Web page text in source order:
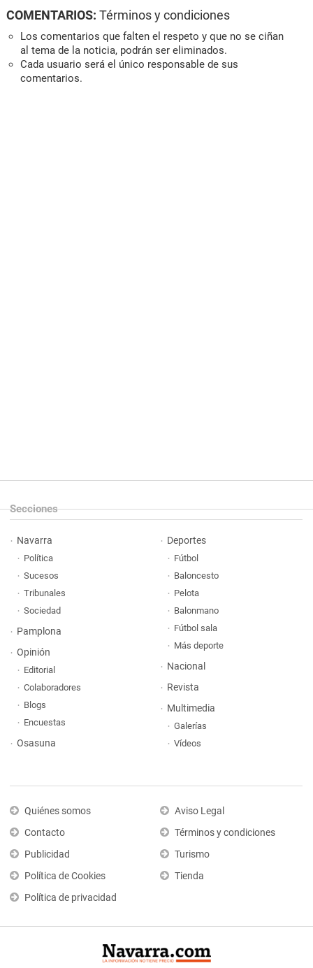
COMENTARIOS: Términos y condiciones
Los comentarios que falten el respeto y que no se ciñan
al tema de la noticia, podrán ser eliminados.
Cada usuario será el único responsable de sus
comentarios.
Secciones
Navarra
Política
Sucesos
Tribunales
Sociedad
Pamplona
Opinión
Editorial
Colaboradores
Blogs
Encuestas
Osasuna
Deportes
Fútbol
Baloncesto
Pelota
Balonmano
Fútbol sala
Más deporte
Nacional
Revista
Multimedia
Galerías
Vídeos
Quiénes somos
Contacto
Publicidad
Política de Cookies
Política de privacidad
Aviso Legal
Términos y condiciones
Turismo
Tienda